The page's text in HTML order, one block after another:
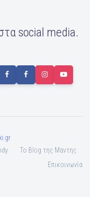
social media.
To Blog της Μαντης
Επικοινωνία